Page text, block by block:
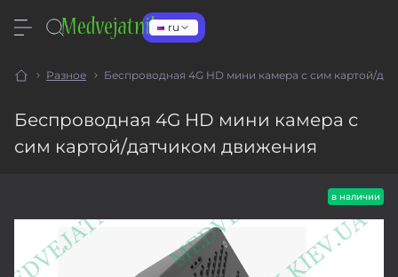
ru
Разное Беспроводная 4G HD мини камера с сим картой/
Беспроводная 4G HD мини камера с
сим картой/датчиком движения
в наличии